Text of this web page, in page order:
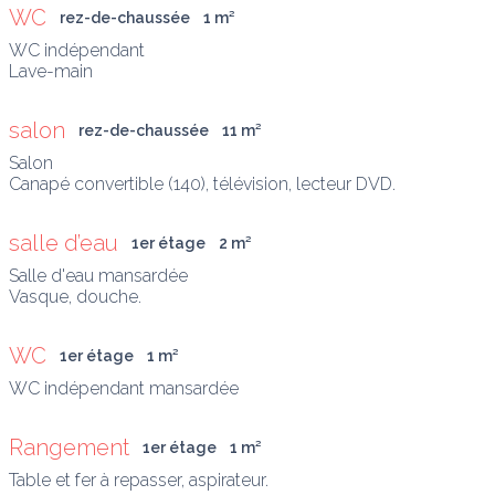
WC rez-de-chaussée 1 m²
WC indépendant
Lave-main
salon rez-de-chaussée 11 m²
Salon
Canapé convertible (140), télévision, lecteur DVD.
salle d’eau 1er étage 2 m²
Salle d'eau mansardée
Vasque, douche.
WC 1er étage 1 m²
Rangement 1er étage 1 m²
Table et fer à repasser, aspirateur.